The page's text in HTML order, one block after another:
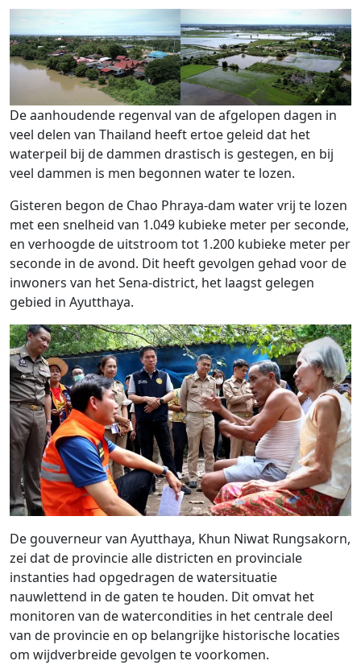
De aanhoudende regenval van de afgelopen dagen in
veel delen van Thailand heeft ertoe geleid dat het
waterpeil bij de dammen drastisch is gestegen, en bij
veel dammen is men begonnen water te lozen.
Gisteren begon de Chao Phraya-dam water vrij te lozen
met een snelheid van 1.049 kubieke meter per seconde,
en verhoogde de uitstroom tot 1.200 kubieke meter per
seconde in de avond. Dit heeft gevolgen gehad voor de
inwoners van het Sena-district, het laagst gelegen
gebied in Ayutthaya.
De gouverneur van Ayutthaya, Khun Niwat Rungsakorn,
zei dat de provincie alle districten en provinciale
instanties had opgedragen de watersituatie
nauwlettend in de gaten te houden. Dit omvat het
monitoren van de watercondities in het centrale deel
van de provincie en op belangrijke historische locaties
om wijdverbreide gevolgen te voorkomen.